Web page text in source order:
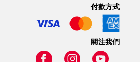
付款方式
關注我們